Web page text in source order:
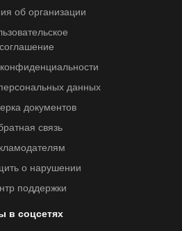
об организации
соглашение
данных
документов
связь
о нарушении
поддержки
в соцсетях